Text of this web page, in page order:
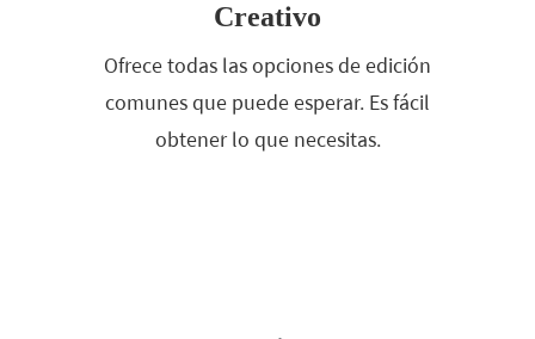
Creativo
Ofrece todas las opciones de edición
comunes que puede esperar. Es fácil
obtener lo que necesitas.